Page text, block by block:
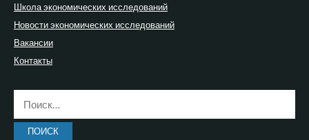
Школа экономических исследований
Новости экономических исследований
Вакансии
Контакты